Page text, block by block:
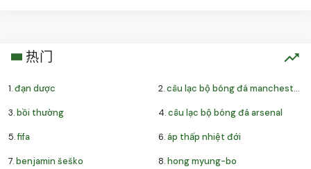
热门
1.đạn dược 2.câu lạc bộ bóng đá manchester united
3.bồi thường 4.câu lạc bộ bóng đá arsenal
5.fifa 6.áp thấp nhiệt đới
7.benjamin šeško 8.hong myung-bo